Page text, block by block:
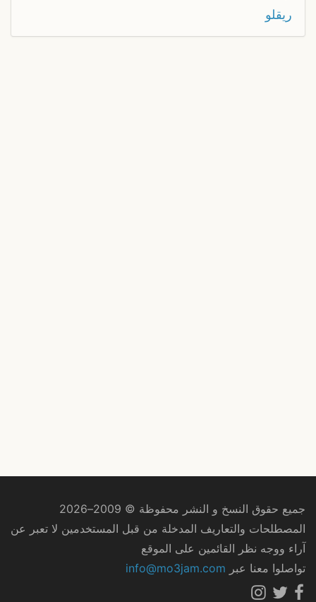
ريقلو
جميع حقوق النسخ و النشر محفوظة © 2009–2026
المصطلحات والتعاريف المدخلة من قبل المستخدمين لا تعبر عن
آراء ووجه نظر القائمين على الموقع
تواصلوا معنا عبر info@mo3jam.com